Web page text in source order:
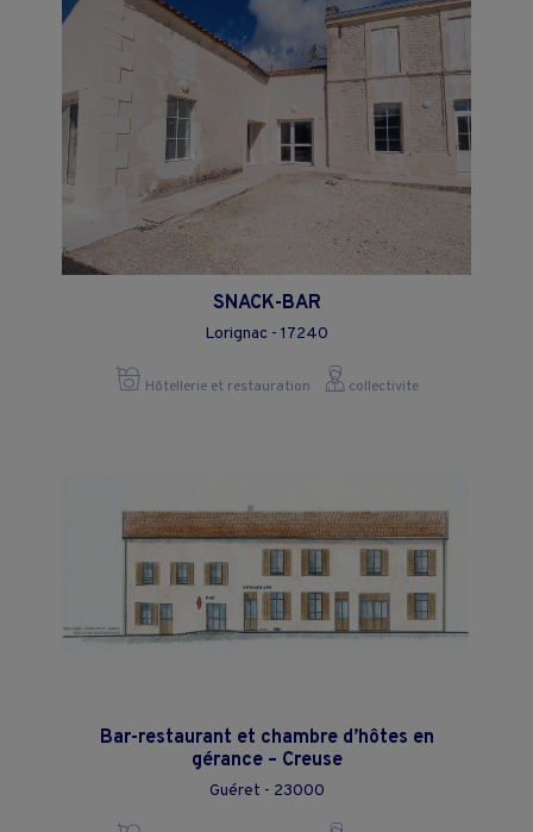
SNACK-BAR
Lorignac - 17240
Hôtellerie et restauration collectivite
Bar-restaurant et chambre d’hôtes en
gérance – Creuse
Guéret - 23000